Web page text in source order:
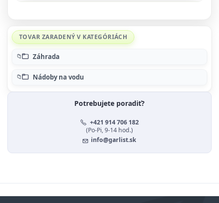
TOVAR ZARADENÝ V KATEGÓRIÁCH
Záhrada
Nádoby na vodu
Potrebujete poradiť?
+421 914 706 182
(Po-Pi, 9-14 hod.)
info@garlist.sk